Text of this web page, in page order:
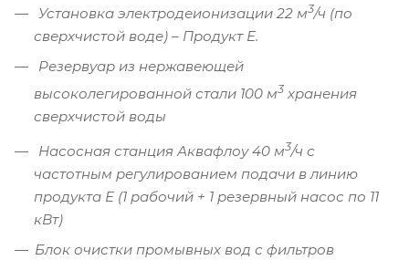
Установка электродеионизации 22 м3/ч (по
сверхчистой воде) – Продукт Е.
Резервуар из нержавеющей
высоколегированной стали 100 м3 хранения
сверхчистой воды
Насосная станция Аквафлоу 40 м3/ч с
частотным регулированием подачи в линию
продукта Е (1 рабочий + 1 резервный насос по 11
кВт)
Блок очистки промывных вод с фильтров